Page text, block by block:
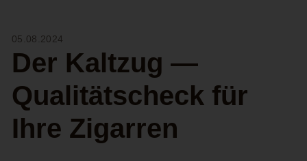
05.08.2024
Der Kaltzug —
Qualitätscheck für
Ihre Zigarren